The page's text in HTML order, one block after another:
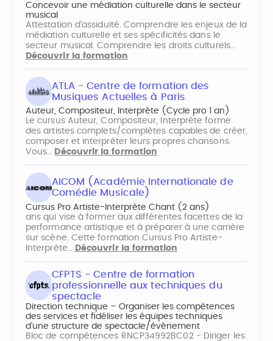
Concevoir une médiation culturelle dans le secteur
musical
Attestation d’assiduité. Comprendre les enjeux de la
médiation culturelle et ses spécificités dans le
secteur musical. Comprendre les droits culturels…
Découvrir la formation
ATLA - Centre de formation des
Musiques Actuelles à Paris
Auteur, Compositeur, Interprète (Cycle pro 1 an)
Le cursus Auteur, Compositeur, Interprète forme
des artistes complets/complètes capables de créer,
composer et interpréter leurs propres chansons.
Vous… Découvrir la formation
AICOM (Académie Internationale de
Comédie Musicale)
Cursus Pro Artiste-Interprète Chant (2 ans)
ans qui vise à former aux différentes facettes de la
performance artistique et à préparer à une carrière
sur scène. Cette formation Cursus Pro Artiste-
Interprète…
Découvrir la formation
CFPTS - Centre de formation
professionnelle aux techniques du
spectacle
Direction technique – Organiser les compétences
des services et fidéliser les équipes techniques
d’une structure de spectacle/évènement
Bloc de compétences RNCP34992BC02 - Diriger les